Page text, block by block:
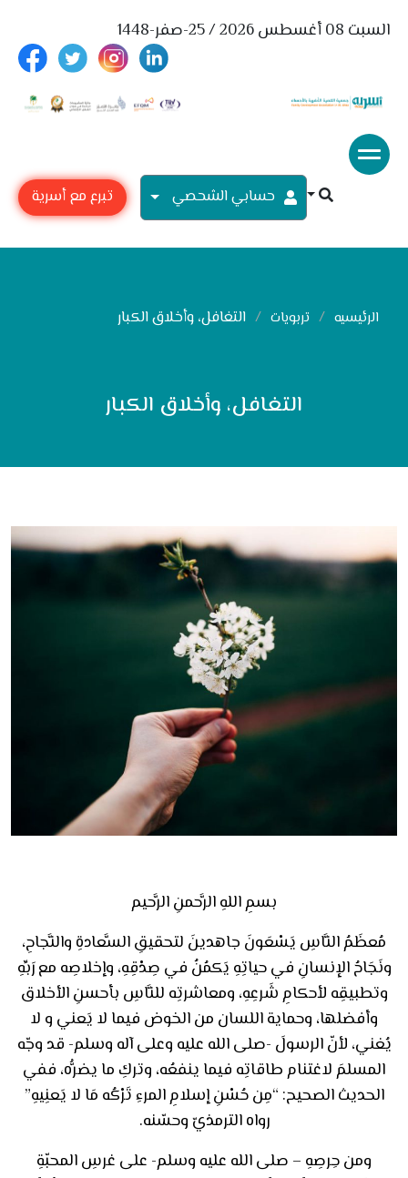
السبت 08 أغسطس 2026 / 25-صفر-1448
حسابي الشحصي تبرع مع أسرية
الرئيسيه تربويات التغافل، وأخلاق الكبار
التغافل، وأخلاق الكبار
بسمِ اللهِ الرَّحمنِ الرَّحيم
مُعظَمُ النَّاسِ يَسْعَونَ جاهدينَ لتحقيقِ السَّعادةِ والنَّجاحِ،
ونَجَاحُ الإنسانِ في حياتِهِ يَكمُنُ في صِدْقِهِ، وإخلاصِه مع رَبِّهِ
وتطبيقِه لأحكامِ شَرعِهِ، ومعاشرتِه للنَّاسِ بأحسنِ الأخلاق
وأفضلها، وحماية اللسان من الخوض فيما لا يَعني و لا
يُغني، لأنّ الرسولَ -صلى الله عليه وعلى آله وسلم- قد وجّه
المسلمَ لاغتنام طاقاتِه فيما ينفعُه، وتركِ ما يضرُّه، ففي
الحديث الصحيح: “مِن حُسْنِ إسلامِ المرءِ تَرْكُه مَا لا يَعنِيهِ”
رواه الترمذيّ وحسّنه.
ومن حِرصِهِ – صلى الله عليه وسلم- على غرسِ المحبّةِ